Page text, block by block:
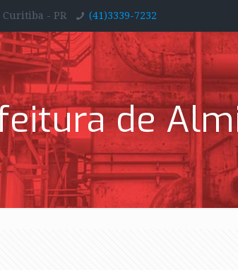
Curitiba - PR (41)3339-7232
de